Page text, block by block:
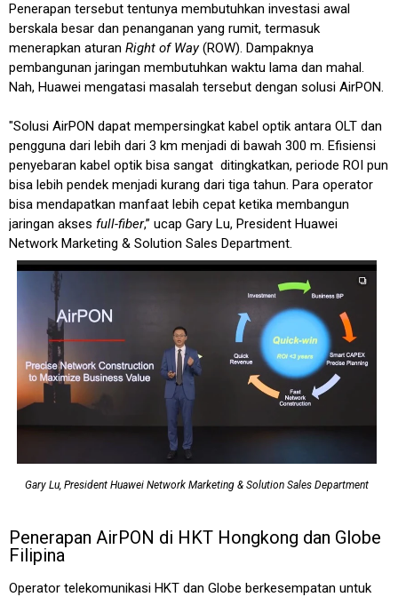
Penerapan tersebut tentunya membutuhkan investasi awal
berskala besar dan penanganan yang rumit, termasuk
menerapkan aturan Right of Way(ROW). Dampaknya
pembangunan jaringan membutuhkan waktu lama dan mahal.
Nah, Huawei mengatasi masalah tersebut dengan solusi AirPON.
"Solusi AirPON dapat mempersingkat kabel optik antara OLT dan
pengguna dari lebih dari 3 km menjadi di bawah 300 m. Efisiensi
penyebaran kabel optik bisa sangat ditingkatkan, periode ROI pun
bisa lebih pendek menjadi kurang dari tiga tahun. Para operator
bisa mendapatkan manfaat lebih cepat ketika membangun
jaringan akses full-fiber,” ucap Gary Lu, President Huawei
Network Marketing & Solution Sales Department.
Gary Lu, President Huawei Network Marketing & Solution Sales Department
Penerapan AirPON di HKT Hongkong dan Globe
Filipina
Operator telekomunikasi HKT dan Globe berkesempatan untuk